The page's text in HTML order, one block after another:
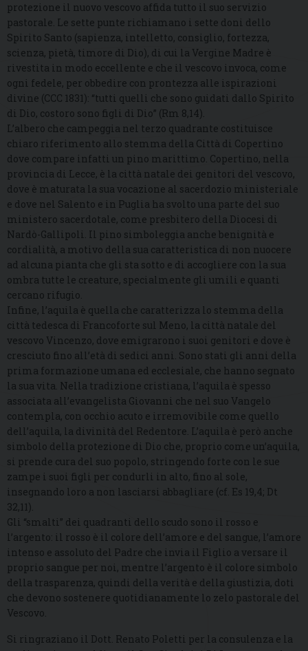
protezione il nuovo vescovo affida tutto il suo servizio
pastorale. Le sette punte richiamano i sette doni dello
Spirito Santo (sapienza, intelletto, consiglio, fortezza,
scienza, pietà, timore di Dio), di cui la Vergine Madre è
rivestita in modo eccellente e che il vescovo invoca, come
ogni fedele, per obbedire con prontezza alle ispirazioni
divine (CCC 1831): “tutti quelli che sono guidati dallo Spirito
di Dio, costoro sono figli di Dio” (Rm 8,14).
L’albero che campeggia nel terzo quadrante costituisce
chiaro riferimento allo stemma della Città di Copertino
dove compare infatti un pino marittimo. Copertino, nella
provincia di Lecce, è la città natale dei genitori del vescovo,
dove è maturata la sua vocazione al sacerdozio ministeriale
e dove nel Salento e in Puglia ha svolto una parte del suo
ministero sacerdotale, come presbitero della Diocesi di
Nardò-Gallipoli. Il pino simboleggia anche benignità e
cordialità, a motivo della sua caratteristica di non nuocere
ad alcuna pianta che gli sta sotto e di accogliere con la sua
ombra tutte le creature, specialmente gli umili e quanti
cercano rifugio.
Infine, l’aquila è quella che caratterizza lo stemma della
città tedesca di Francoforte sul Meno, la città natale del
vescovo Vincenzo, dove emigrarono i suoi genitori e dove è
cresciuto fino all’età di sedici anni. Sono stati gli anni della
prima formazione umana ed ecclesiale, che hanno segnato
la sua vita. Nella tradizione cristiana, l’aquila è spesso
associata all’evangelista Giovanni che nel suo Vangelo
contempla, con occhio acuto e irremovibile come quello
dell’aquila, la divinità del Redentore. L’aquila è però anche
simbolo della protezione di Dio che, proprio come un’aquila,
si prende cura del suo popolo, stringendo forte con le sue
zampe i suoi figli per condurli in alto, fino al sole,
insegnando loro a non lasciarsi abbagliare (cf. Es 19,4; Dt
32,11).
Gli “smalti” dei quadranti dello scudo sono il rosso e
l’argento: il rosso è il colore dell’amore e del sangue, l’amore
intenso e assoluto del Padre che invia il Figlio a versare il
proprio sangue per noi, mentre l’argento è il colore simbolo
della trasparenza, quindi della verità e della giustizia, doti
che devono sostenere quotidianamente lo zelo pastorale del
Vescovo.
Si ringraziano il Dott. Renato Poletti per la consulenza e la